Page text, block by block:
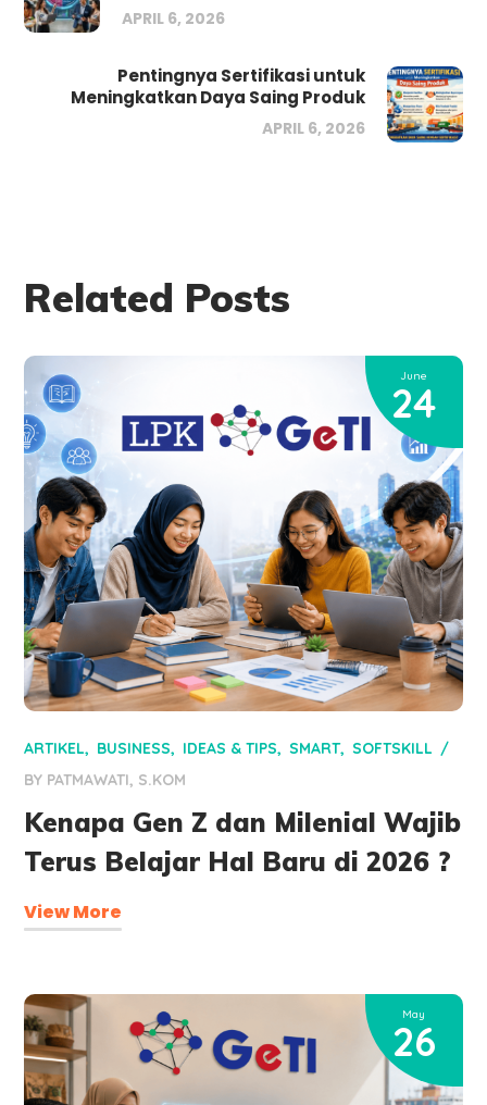
APRIL 6, 2026
Pentingnya Sertifikasi untuk
Meningkatkan Daya Saing Produk
APRIL 6, 2026
Related Posts
June
24
ARTIKEL BUSINESS IDEAS & TIPS SMART
SOFTSKILL
BY PATMAWATI, S.KOM
Kenapa Gen Z dan Milenial Wajib
Terus Belajar Hal Baru di 2026 ?
View More
May
26